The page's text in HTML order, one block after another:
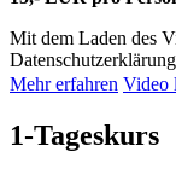
Mit dem Laden des
Mehr erfahren Video
1-Tageskurs